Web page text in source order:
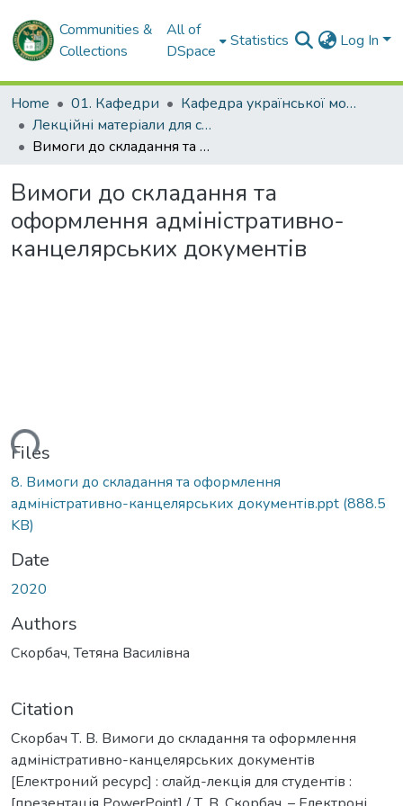
Communities &
Collections
All of
DSpace
Statistics Log In
Home 01. Кафедри
Кафедра української мови та педагогіки
Лекційні матеріали для студентів. Кафедра української мови та педагогіки
Вимоги до складання та оформлення адміністративно-канцелярських документів
Вимоги до складання та
оформлення адміністративно-
канцелярських документів
Files
8. Вимоги до складання та оформлення
адміністративно-канцелярських документів.ppt (888.5
KB)
Date
2020
Authors
Скорбач, Тетяна Василівна
Citation
Скорбач Т. В. Вимоги до складання та оформлення
адміністративно-канцелярських документів
[Електроний ресурс] : слайд-лекція для студентів :